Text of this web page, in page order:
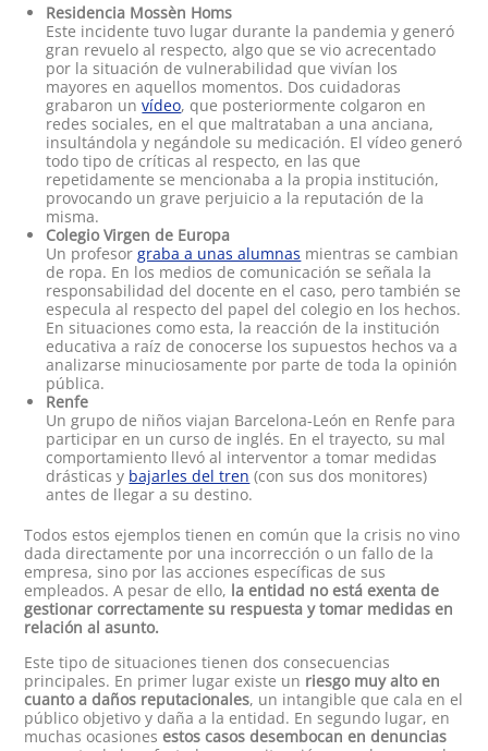
Residencia Mossèn Homs
Este incidente tuvo lugar durante la pandemia y generó
gran revuelo al respecto, algo que se vio acrecentado
por la situación de vulnerabilidad que vivían los
mayores en aquellos momentos. Dos cuidadoras
grabaron unvídeo, que posteriormente colgaron en
redes sociales, en el que maltrataban a una anciana,
insultándola y negándole su medicación. El vídeo generó
todo tipo de críticas al respecto, en las que
repetidamente se mencionaba a la propia institución,
provocando un grave perjuicio a la reputación de la
misma.
Colegio Virgen de Europa
Un profesorgraba a unas alumnas mientras se cambian
de ropa. En los medios de comunicación se señala la
responsabilidad del docente en el caso, pero también se
especula al respecto del papel del colegio en los hechos.
En situaciones como esta, la reacción de la institución
educativa a raíz de conocerse los supuestos hechos va a
analizarse minuciosamente por parte de toda la opinión
pública.
Renfe
Un grupo de niños viajan Barcelona-León en Renfe para
participar en un curso de inglés. En el trayecto, su mal
comportamiento llevó al interventor a tomar medidas
drásticas y bajarles del tren (con sus dos monitores)
antes de llegar a su destino.
Todos estos ejemplos tienen en común que la crisis no vino
dada directamente por una incorrección o un fallo de la
empresa, sino por las acciones específicas de sus
empleados. A pesar de ello, la entidad no está exenta de
gestionar correctamente su respuesta y tomar medidas en
relación al asunto.
Este tipo de situaciones tienen dos consecuencias
principales. En primer lugar existe un riesgo muy alto en
cuanto a daños reputacionales, un intangible que cala en el
público objetivo y daña a la entidad. En segundo lugar, en
muchas ocasionesestos casos desembocan en denuncias